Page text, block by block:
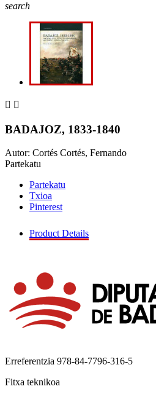
search
 
BADAJOZ, 1833-1840
Autor: Cortés Cortés, Fernando
Partekatu
Partekatu
Txioa
Pinterest
Product Details
Erreferentzia 978-84-7796-316-5
Fitxa teknikoa